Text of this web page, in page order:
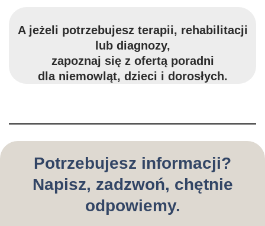
A jeżeli potrzebujesz terapii, rehabilitacji
lub diagnozy,
zapoznaj się z ofertą poradni
dla niemowląt, dzieci i dorosłych.
Potrzebujesz informacji?
Napisz, zadzwoń, chętnie
odpowiemy.